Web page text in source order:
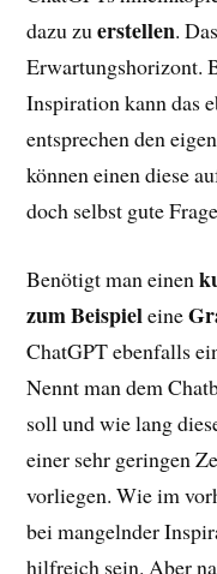
dazu zuerstellen.
Erwartungshorizont.
Inspiration kann das
entsprechen den
können einen diese
doch selbst gute
Benötigt man einen
zum Beispieleine
ChatGPT ebenfalls
Nennt man dem
soll und wie lang
einer sehr geringen
vorliegen. Wie im
bei mangelnder
hilfreich sein. Aber